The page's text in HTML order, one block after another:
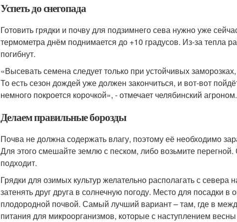
Успеть до снегопада
Готовить грядки и почву для подзимнего сева нужно уже
термометра днём поднимается до +10 градусов. Из-за тепла
погибнут.
«Высевать семена следует только при устойчивых
То есть сезон дождей уже должен закончиться, и вот-вот
немного покроется корочкой», - отмечает челябинский агроном.
Делаем правильные борозды
Почва не должна содержать влагу, поэтому её необходимо
Для этого смешайте землю с песком, либо возьмите
подходит.
Грядки для озимых культур желательно располагать с
затенять друг друга в солнечную погоду. Место для посадки
плодородной почвой. Самый лучший вариант – там, где в
питания для микроорганизмов, которые с наступлением